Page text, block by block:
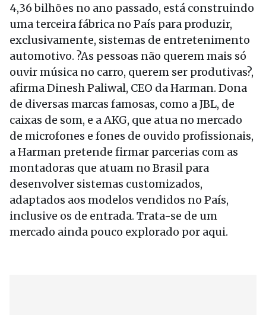
4,36 bilhões no ano passado, está construindo
uma terceira fábrica no País para produzir,
exclusivamente, sistemas de entretenimento
automotivo. ?As pessoas não querem mais só
ouvir música no carro, querem ser produtivas?,
afirma Dinesh Paliwal, CEO da Harman. Dona
de diversas marcas famosas, como a JBL, de
caixas de som, e a AKG, que atua no mercado
de microfones e fones de ouvido profissionais,
a Harman pretende firmar parcerias com as
montadoras que atuam no Brasil para
desenvolver sistemas customizados,
adaptados aos modelos vendidos no País,
inclusive os de entrada. Trata-se de um
mercado ainda pouco explorado por aqui.